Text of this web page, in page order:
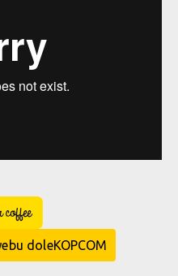
a Coffee
doleKOPCOM